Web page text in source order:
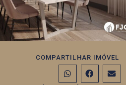
COMPARTILHAR IMÓVEL